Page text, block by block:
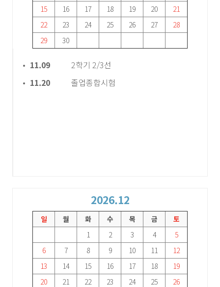
15
16 17 18 19 20
21
22
23 24 25 26 27
28
29
30
11.09
2학기 2/3선
11.20
졸업종합시험
2026.12
일 월 화 수 목 금
토
1
2 3 4
5
6
7 8 9 10 11
12
13
14 15 16 17 18
19
20
21 22 23 24 25
26